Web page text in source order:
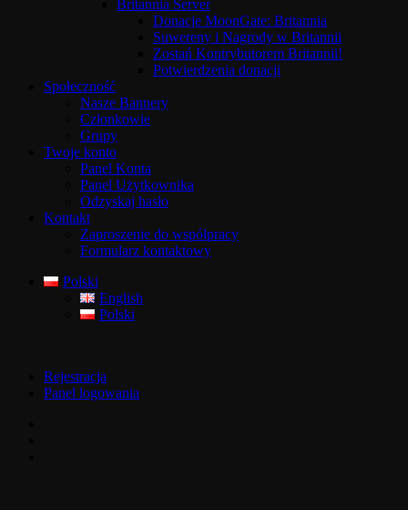
Britannia Server
Donacje MoonGate: Britannia
Suwereny i Nagrody w Britannii
Zostań Kontrybutorem Britannii!
Potwierdzenia donacji
Społeczność
Nasze Bannery
Członkowie
Grupy
Twoje konto
Panel Konta
Panel Użytkownika
Odzyskaj hasło
Kontakt
Zaproszenie do współpracy
Formularz kontaktowy
Polski
English
Polski
Rejestracja
Panel logowania